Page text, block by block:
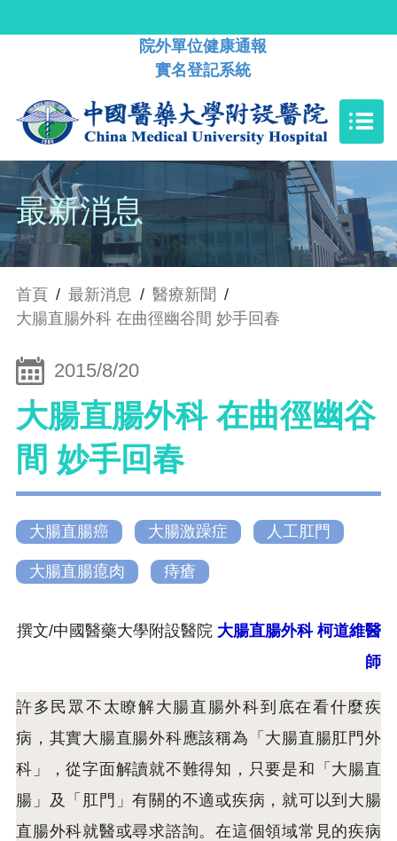
院外單位健康通報
實名登記系統
最新消息
首頁 / 最新消息 / 醫療新聞 /
大腸直腸外科 在曲徑幽谷間 妙手回春
2015/8/20
大腸直腸外科 在曲徑幽谷
間 妙手回春
大腸直腸癌 大腸激躁症 人工肛門
大腸直腸瘜肉 痔瘡
撰文/中國醫藥大學附設醫院 大腸直腸外科 柯道維醫
師
許多民眾不太瞭解大腸直腸外科到底在看什麼疾
病，其實大腸直腸外科應該稱為「大腸直腸肛門外
科」，從字面解讀就不難得知，只要是和「大腸直
腸」及「肛門」有關的不適或疾病，就可以到大腸
直腸外科就醫或尋求諮詢。在這個領域常見的疾病